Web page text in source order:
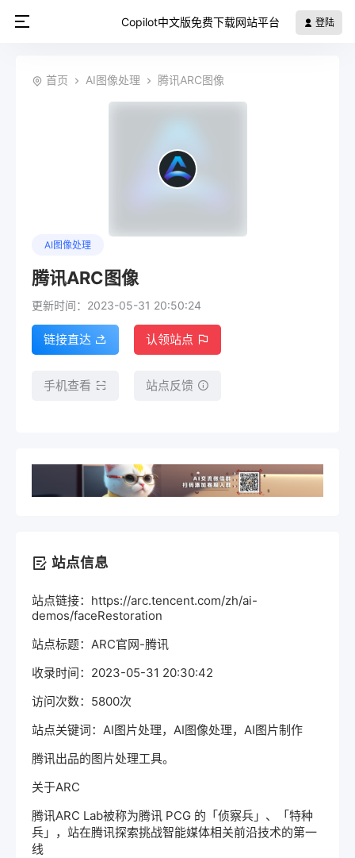
Copilot中文版免费下载网站平台 登陆
首页 AI图像处理 腾讯ARC图像
AI图像处理
腾讯ARC图像
更新时间：2023-05-31 20:50:24
链接直达 认领站点
手机查看 站点反馈
站点信息
站点链接：https://arc.tencent.com/zh/ai-
demos/faceRestoration
站点标题：ARC官网-腾讯
收录时间：2023-05-31 20:30:42
访问次数：5800次
站点关键词：AI图片处理，AI图像处理，AI图片制作
腾讯出品的图片处理工具。
关于ARC
腾讯ARC Lab被称为腾讯 PCG 的「侦察兵」、「特种
兵」，站在腾讯探索挑战智能媒体相关前沿技术的第一
线